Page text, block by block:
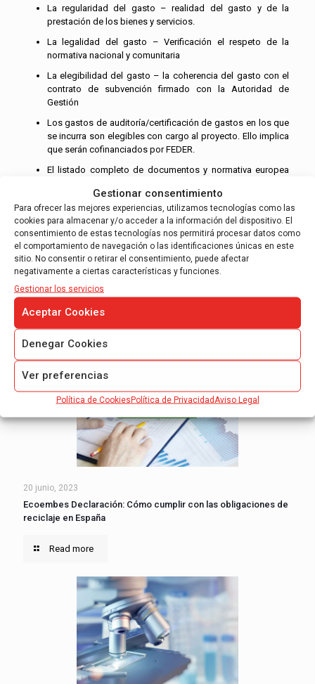
Gestionar consentimiento
Para ofrecer las mejores experiencias, utilizamos tecnologías como las
cookies para almacenar y/o acceder a la información del dispositivo. El
consentimiento de estas tecnologías nos permitirá procesar datos como
el comportamiento de navegación o las identificaciones únicas en este
sitio. No consentir o retirar el consentimiento, puede afectar
negativamente a ciertas características y funciones.
Gestionar los servicios
Aceptar Cookies
Denegar Cookies
Ver preferencias
Política de CookiesPolítica de Privacidad Aviso Legal
La regularidad del gasto – realidad del gasto y de la
prestación de los bienes y servicios.
La legalidad del gasto – Verificación el respeto de la
normativa nacional y comunitaria
La elegibilidad del gasto – la coherencia del gasto con el
contrato de subvención firmado con la Autoridad de
Gestión
Los gastos de auditoría/certificación de gastos en los que
se incurra son elegibles con cargo al proyecto. Ello implica
que serán cofinanciados por FEDER.
El listado completo de documentos y normativa europea
que pueda ir interviniendo están disponibles en la página
web Interreg IVC
http://www.interreg4c.eu/ressources_partners.html
Sergio Bravo
Related posts
20 junio, 2023
Ecoembes Declaración: Cómo cumplir con las obligaciones de
reciclaje en España
Read more